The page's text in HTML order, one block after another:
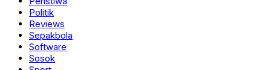
Politik
Reviews
Sepakbola
Software
Sosok